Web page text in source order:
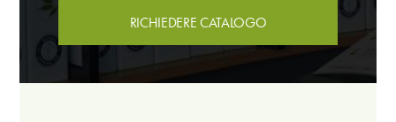
RICHIEDERE CATALOGO